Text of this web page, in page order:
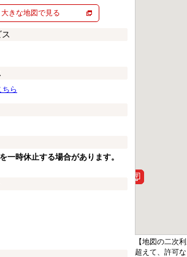
大きな地図で見る
ちら
一時休止する場合があります。
【地図の二次
超えて、許可